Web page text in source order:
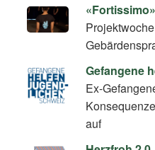
Gefangene
Ex-
auf